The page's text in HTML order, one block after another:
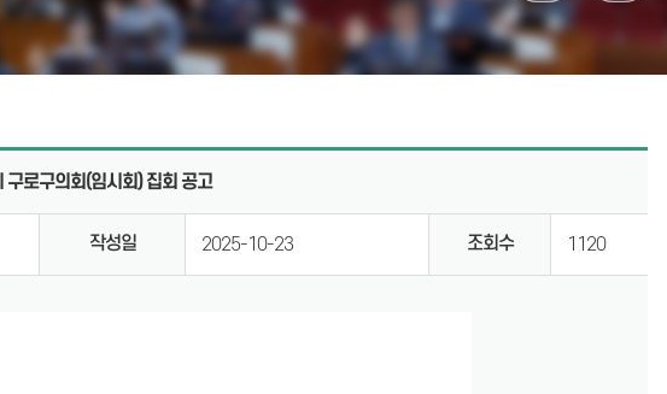
부록검색
의안통계
방청·견학
의회용어사전
설문조사
의회 사무
로구의회(임시회) 집회 공고
작성일 2025-10-23 조회수 1120